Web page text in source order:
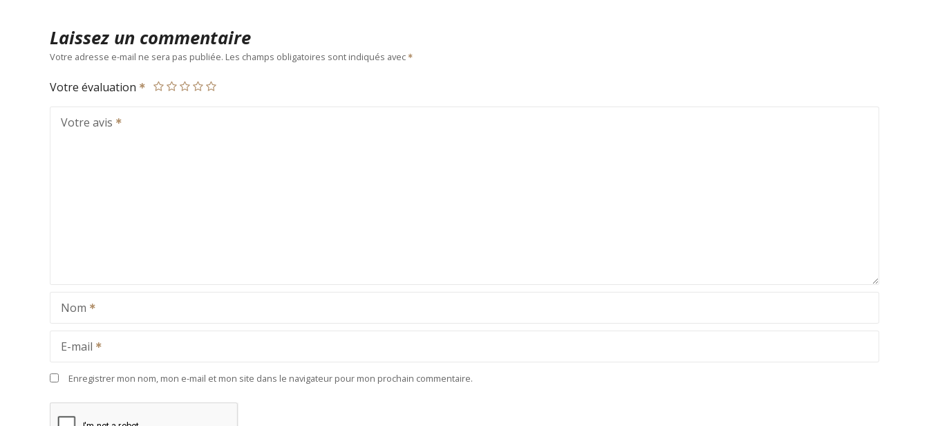
Laissez un commentaire
Votre adresse e-mail ne sera pas publiée. Les champs obligatoires sont indiqués avec
Votre évaluation
Votre avis
Nom
E-mail
Enregistrer mon nom, mon e-mail et mon site dans le navigateur pour mon prochain commentaire.